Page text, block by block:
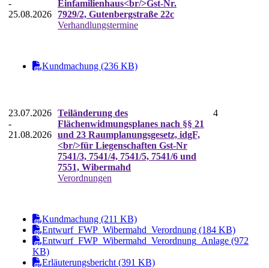
-
25.08.2026
Einfamilienhaus<br/>Gst-Nr.
7929/2, Gutenbergstraße 22c
Verhandlungstermine
Kundmachung (236 KB)
23.07.2026
-
21.08.2026
Teiländerung des
Flächenwidmungsplanes nach §§ 21
und 23 Raumplanungsgesetz, idgF,
<br/>für Liegenschaften Gst-Nr
7541/3, 7541/4, 7541/5, 7541/6 und
7551, Wibermahd
Verordnungen
4
Kundmachung (211 KB)
Entwurf_FWP_Wibermahd_Verordnung (184 KB)
Entwurf_FWP_Wibermahd_Verordnung_Anlage (972
KB)
Erläuterungsbericht (391 KB)